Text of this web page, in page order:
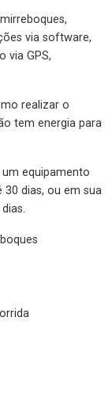
via software,
via GPS,
realizar o
tem energia para
equipamento
30 dias, ou em sua